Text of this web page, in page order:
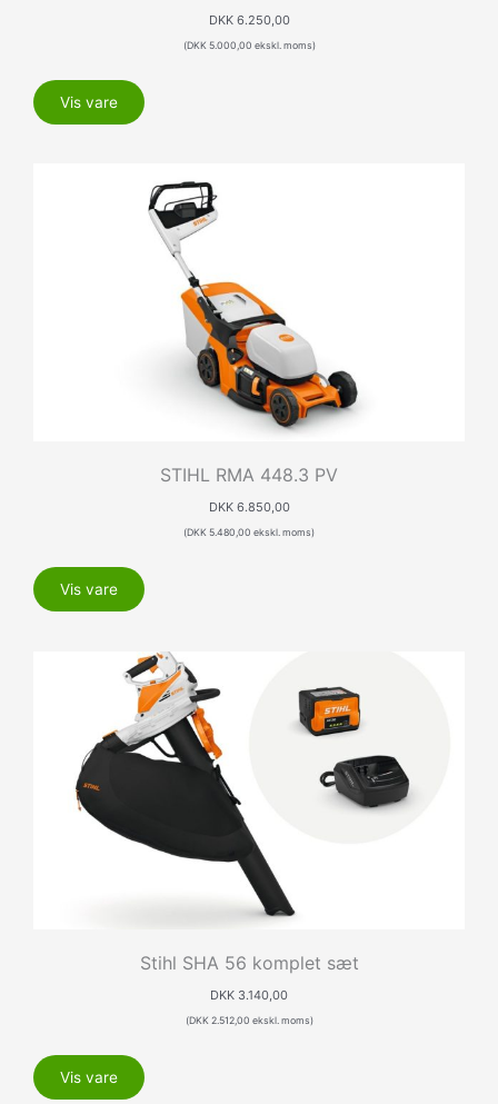
DKK6.250,00
(DKK 5.000,00 ekskl. moms)
Vis vare
STIHL RMA 448.3 PV
DKK6.850,00
(DKK 5.480,00 ekskl. moms)
Vis vare
Stihl SHA 56 komplet sæt
DKK 3.140,00
(DKK 2.512,00 ekskl. moms)
Vis vare